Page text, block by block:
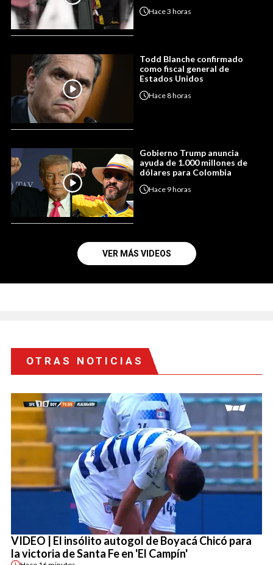
Hace3 horas
Todd Blanche confirmado
como fiscal general de
Estados Unidos
Hace8 horas
Gobierno Trump anuncia
ayuda de 1.000 millones de
dólares para Colombia
Hace 9 horas
VER MÁS VIDEOS
OTRAS NOTICIAS
VIDEO | El insólito autogol de Boyacá Chicó para
la victoria de Santa Fe en 'El Campín'